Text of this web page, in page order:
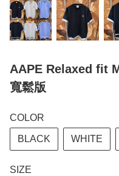
AAPE Relaxed fit
寬鬆版
COLOR
BLACK WHITE
SIZE